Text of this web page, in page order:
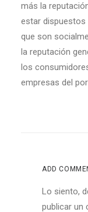
más la
estar dispuestos
que son
la reputación
los
empresas del
ADD
Lo siento,
publicar un